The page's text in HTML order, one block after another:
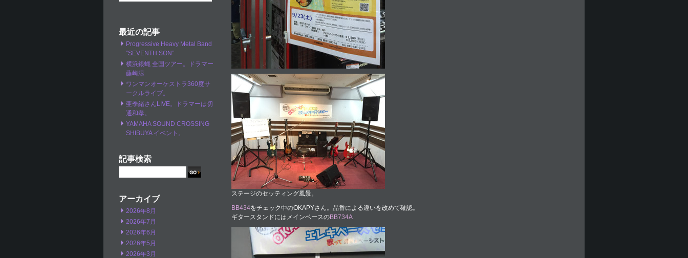
最近の記事
Progressive Heavy Metal Band
”SEVENTH SON”
横浜銀蝿 全国ツアー。ドラマー
藤崎涼
ワンマンオーケストラ360度サ
ークルライブ。
亜季緒さんLIVE。ドラマーは切
通和孝。
YAMAHA SOUND CROSSING
SHIBUYA イベント。
記事検索
アーカイブ
2026年8月
2026年7月
2026年6月
2026年5月
2026年3月
ステージのセッティング風景。
BB434をチェック中のOKAPYさん。品番による違いを改めて確認。
ギタースタンドにはメインベースのBB734A